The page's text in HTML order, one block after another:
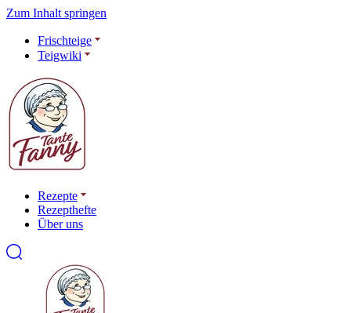
Zum Inhalt springen
Frischteige
Teigwiki
Rezepte
Rezepthefte
Über uns